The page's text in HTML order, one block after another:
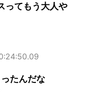
ってもう大人や
たんだな